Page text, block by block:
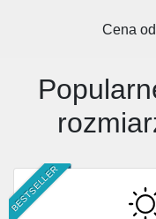
Cena od
BESTSELLER